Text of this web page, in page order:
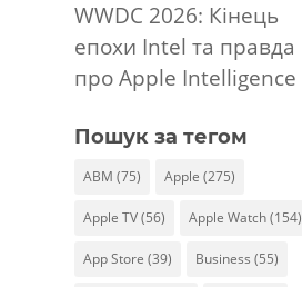
WWDC 2026: Кінець
епохи Intel та правда
про Apple Intelligence
Пошук за тегом
ABM (75) Apple (275)
Apple TV(56) Apple Watch(154)
App Store (39) Business (55)